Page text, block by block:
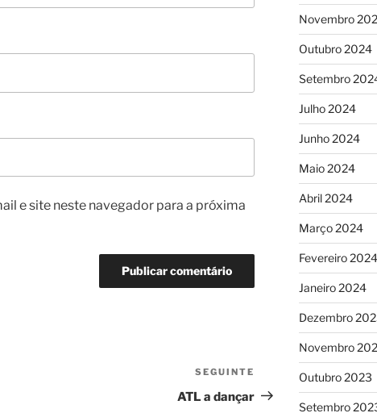
e site neste navegador para a próxima
Conteúdo
seguinte
SEGUINTE
ATL a dançar
Novembro
Outubro 2024
Setembro
Julho 2024
Junho 2024
Maio 2024
Abril 2024
Março 2024
Fevereiro 2024
Janeiro 2024
Dezembro
Novembro
Outubro 2023
Setembro